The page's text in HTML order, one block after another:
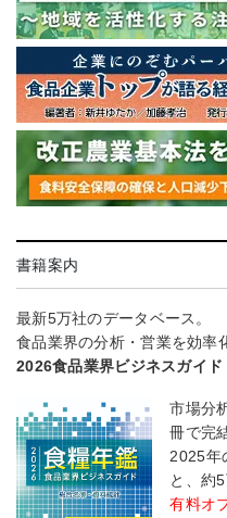
書籍案内
最新5万社のデータベース。
食品業界の分析・営業を効率
2026食品業界ビジネスガイド
市場分
冊で完
2025年
と、約
有料オ